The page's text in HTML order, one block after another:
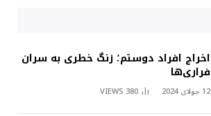
اخراج افراد دوستم؛ زنگ خطری به سران
فراری‌ها
12 جولای 2024 380
VIEWS